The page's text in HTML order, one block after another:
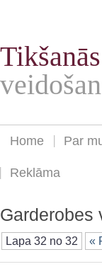
Home Par
Reklāma
Garderobes
Lapa 32 no 32 «